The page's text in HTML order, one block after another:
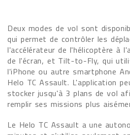
Deux modes de vol sont
qui permet de contrôler les
l'accélérateur de l'hélicoptère à
de l'écran, et Tilt-to-Fly, qui
l'iPhone ou autre smartphone
Helo TC Assault. L'application
stocker jusqu'à 3 plans de vol
remplir ses missions plus
Le Helo TC Assault a une